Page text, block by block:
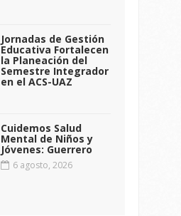
Jornadas de Gestión
Educativa Fortalecen
la Planeación del
Semestre Integrador
en el ACS-UAZ
Cuidemos Salud
Mental de Niños y
Jóvenes: Guerrero
6 agosto, 2026